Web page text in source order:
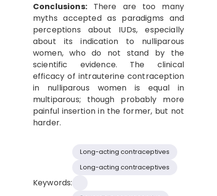
Conclusions:There are too many
myths accepted as paradigms and
perceptions about IUDs, especially
about its indication to nulliparous
women, who do not stand by the
scientific evidence. The clinical
efficacy of intrauterine contraception
in nulliparous women is equal in
multiparous; though probably more
painful insertion in the former, but not
harder.
Keywords:
Long-acting contraceptives
Long-acting contraceptives